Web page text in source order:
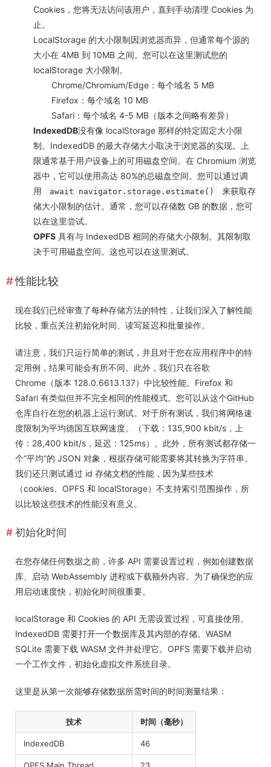
Cookies，您将无法访问该用户，直到手动清理 Cookies 为
止。
LocalStorage 的大小限制因浏览器而异，但通常每个源的
大小在 4MB 到 10MB 之间。您可以在这里测试您的
localStorage 大小限制。
Chrome/Chromium/Edge：每个域名 5 MB
Firefox：每个域名 10 MB
Safari：每个域名 4-5 MB（版本之间略有差异）
IndexedDB没有像 localStorage 那样的特定固定大小限
制。IndexedDB 的最大存储大小取决于浏览器的实现。上
限通常基于用户设备上的可用磁盘空间。在 Chromium 浏览
器中，它可以使用高达 80%的总磁盘空间。您可以通过调
用
await navigator.storage.estimate()
来获取存
储大小限制的估计。通常，您可以存储数 GB 的数据，您可
以在这里尝试。
OPFS 具有与 IndexedDB 相同的存储大小限制。其限制取
决于可用磁盘空间。这也可以在这里测试。
性能比较
现在我们已经审查了每种存储方法的特性，让我们深入了解性能
比较，重点关注初始化时间、读写延迟和批量操作。
请注意，我们只运行简单的测试，并且对于您在应用程序中的特
定用例，结果可能会有所不同。此外，我们只在谷歌
Chrome（版本 128.0.6613.137）中比较性能。Firefox 和
Safari 有类似但并不完全相同的性能模式。您可以从这个GitHub
仓库自行在您的机器上运行测试。对于所有测试，我们将网络速
度限制为平均德国互联网速度。（下载：135,900 kbit/s，上
传：28,400 kbit/s，延迟：125ms）。此外，所有测试都存储一
个“平均”的 JSON 对象，根据存储可能需要将其转换为字符串。
我们还只测试通过 id 存储文档的性能，因为某些技术
（cookies、OPFS 和 localStorage）不支持索引范围操作，所
以比较这些技术的性能没有意义。
初始化时间
在您存储任何数据之前，许多 API 需要设置过程，例如创建数据
库、启动 WebAssembly 进程或下载额外内容。为了确保您的应
用启动速度快，初始化时间很重要。
localStorage 和 Cookies 的 API 无需设置过程，可直接使用。
IndexedDB 需要打开一个数据库及其内部的存储。WASM
SQLite 需要下载 WASM 文件并处理它。OPFS 需要下载并启动
一个工作文件，初始化虚拟文件系统目录。
这里是从第一次能够存储数据所需时间的时间测量结果：
技术 时间（毫秒）
IndexedDB 46
OPFS Main Thread 23